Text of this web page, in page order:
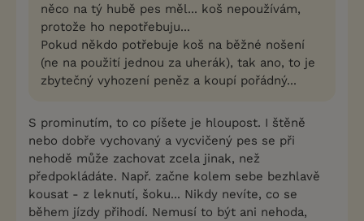
něco na tý hubě pes měl... koš nepoužívám,
protože ho nepotřebuju...
Pokud někdo potřebuje koš na běžné nošení
(ne na použití jednou za uherák), tak ano, to je
zbytečný vyhození peněz a koupí pořádný...
S prominutím, to co píšete je hloupost. I štěně
nebo dobře vychovaný a vycvičený pes se při
nehodě může zachovat zcela jinak, než
předpokládáte. Např. začne kolem sebe bezhlavě
kousat - z leknutí, šoku... Nikdy nevíte, co se
během jízdy přihodí. Nemusí to být ani nehoda,